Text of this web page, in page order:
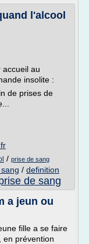
l'alcool
accueil au
insolite :
de prises de
/ prise de sang
/ definition
de sang
a jeun ou
fille a se faire
en prévention